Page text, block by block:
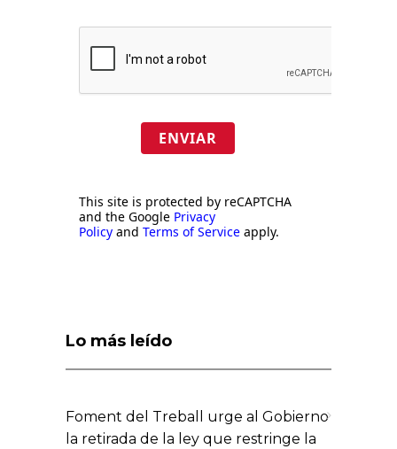
ENVIAR
This site is protected by reCAPTCHA
and the Google Privacy
Policy and Terms of Service apply.
Lo más leído
Foment del Treball urge al Gobierno
la retirada de la ley que restringe la